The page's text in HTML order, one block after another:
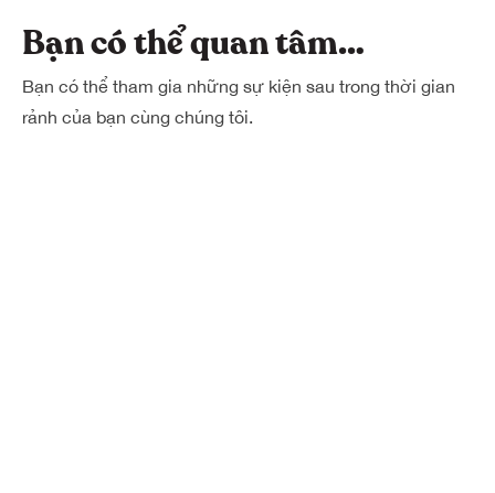
Bạn có thể quan tâm…
Bạn có thể tham gia những sự kiện sau trong thời gian
rảnh của bạn cùng chúng tôi.